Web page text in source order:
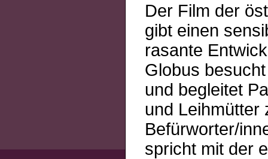
Der Film der
gibt einen
rasante
Globus
und begleitet
und Leihmütter
Befürworter/
spricht mit der